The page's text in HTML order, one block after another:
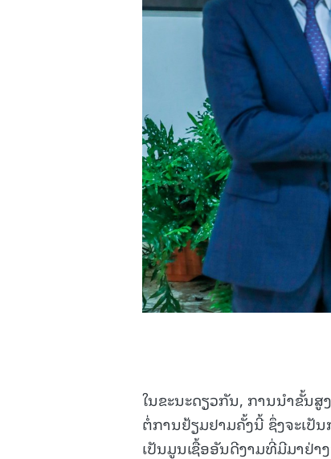
ໃນຂະນະດຽວກັນ, ການນໍາຂັ້ນ
ຕໍ່ການຢ້ຽມຢາມຄັ້ງນີ້ ຊຶ່ງຈະເ
ເປັນມູນເຊື້ອອັນດີງາມທີ່ມີມາຢ່